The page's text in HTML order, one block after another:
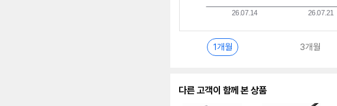
1개월 3개월
다른 고객이 함께 본 상품